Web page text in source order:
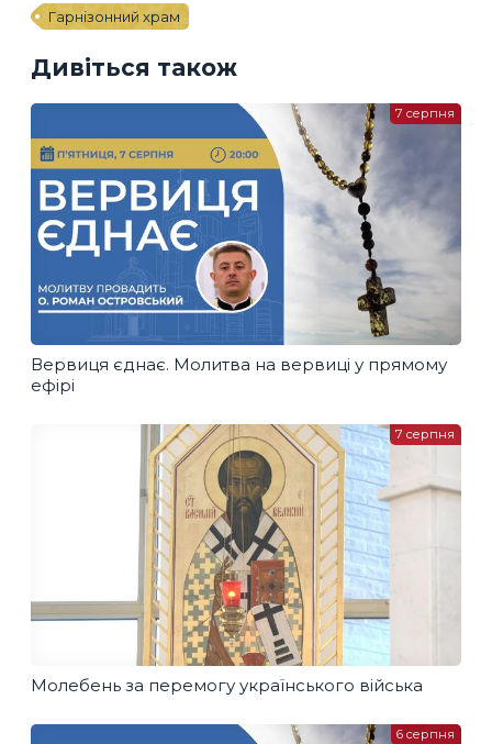
Гарнізонний храм
Дивіться також
Вервиця єднає. Молитва на вервиці у прямому
ефірі
7 серпня
Молебень за перемогу українського війська
7 серпня
6 серпня